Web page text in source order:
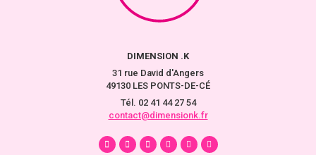
DIMENSION .K
31 rue David d'Angers
49130 LES PONTS-DE-CÉ
Tél. 02 41 44 27 54
contact@dimensionk.fr